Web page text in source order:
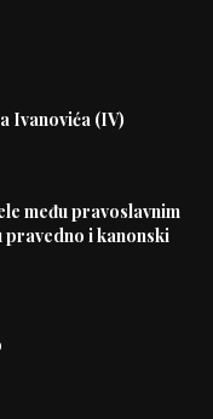
Ivanovića (IV)
među pravoslavnim
i kanonski